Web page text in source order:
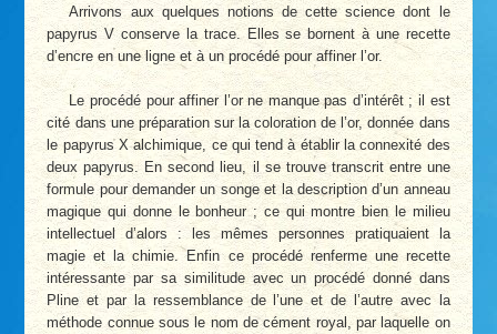
Arrivons aux quelques notions de cette science dont le
papyrus V conserve la trace. Elles se bornent à une recette
d’encre en une ligne et à un procédé pour affiner l’or.
Le procédé pour affiner l’or ne manque pas d’intérêt ; il est
cité dans une préparation sur la coloration de l’or, donnée dans
le papyrus X alchimique, ce qui tend à établir la connexité des
deux papyrus. En second lieu, il se trouve transcrit entre une
formule pour demander un songe et la description d’un anneau
magique qui donne le bonheur ; ce qui montre bien le milieu
intellectuel d’alors : les mêmes personnes pratiquaient la
magie et la chimie. Enfin ce procédé renferme une recette
intéressante par sa similitude avec un procédé donné dans
Pline et par la ressemblance de l’une et de l’autre avec la
méthode connue sous le nom de cément royal, par laquelle on